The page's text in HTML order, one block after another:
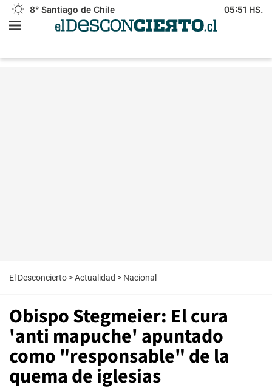
8° Santiago de Chile 05:51 HS.
El Desconcierto >Actualidad > Nacional
Obispo Stegmeier: El cura
'anti mapuche' apuntado
como "responsable" de la
quema de iglesias